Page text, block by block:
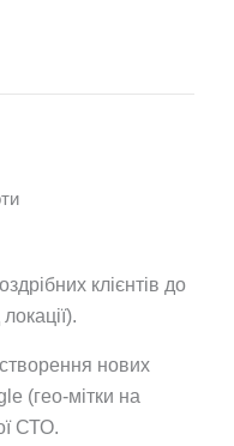
клієнтів до
нових
(гео-мітки на
СТО.